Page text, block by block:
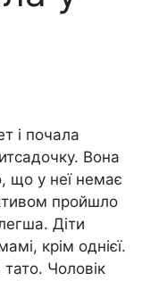
і почала
Вона
що у неї немає
пройшло
Діти
крім однієї.
Чоловік